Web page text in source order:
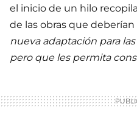
el inicio de un hilo
de las obras que
nueva adaptación para
pero que les permita